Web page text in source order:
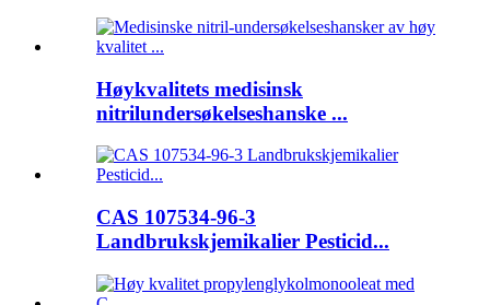
Høykvalitets medisinsk
nitrilundersøkelseshanske ...
CAS 107534-96-3
Landbrukskjemikalier Pesticid...